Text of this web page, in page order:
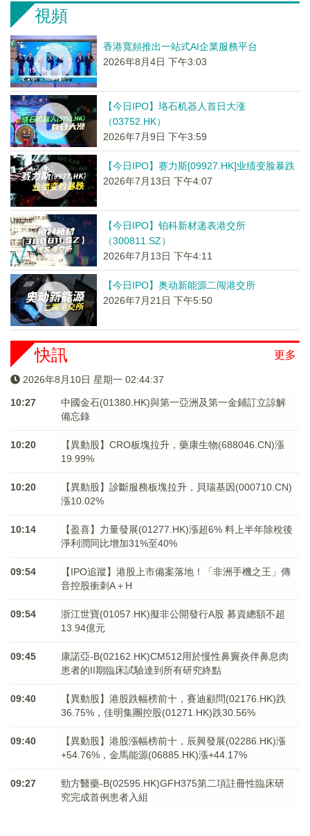
視頻
香港寬頻推出一站式AI企業服務平台
2026年8月4日 下午3:03
【今日IPO】珞石机器人首日大涨
（03752.HK）
2026年7月9日 下午3:59
【今日IPO】赛力斯[09927.HK]业绩变脸暴跌
2026年7月13日 下午4:07
【今日IPO】铂科新材递表港交所
（300811.SZ）
2026年7月13日 下午4:11
【今日IPO】奥动新能源二闯港交所
2026年7月21日 下午5:50
更多
快訊
2026年8月10日 星期一 02:44:38
10:27
中國金石(01380.HK)與第一亞洲及第一金鋪訂立諒解
備忘錄
10:20
【異動股】CRO板塊拉升，藥康生物(688046.CN)漲
19.99%
10:20
【異動股】診斷服務板塊拉升，貝瑞基因(000710.CN)
漲10.02%
10:14
【盈喜】力量發展(01277.HK)漲超6% 料上半年除稅後
淨利潤同比增加31%至40%
09:54
【IPO追蹤】港股上市備案落地！「非洲手機之王」傳
音控股衝刺A＋H
09:54
浙江世寶(01057.HK)擬非公開發行A股 募資總額不超
13.94億元
09:45
康諾亞-B(02162.HK)CM512用於慢性鼻竇炎伴鼻息肉
患者的II期臨床試驗達到所有研究終點
09:40
【異動股】港股跌幅榜前十，賽迪顧問(02176.HK)跌
36.75%，佳明集團控股(01271.HK)跌30.56%
09:40
【異動股】港股漲幅榜前十，辰興發展(02286.HK)漲
+54.76%，金馬能源(06885.HK)漲+44.17%
09:27
勁方醫藥-B(02595.HK)GFH375第二項註冊性臨床研
究完成首例患者入組